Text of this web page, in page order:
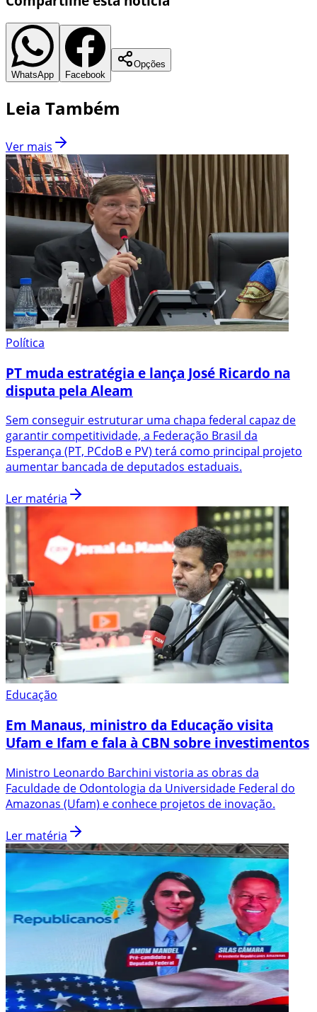
WhatsApp Facebook
Opções
Leia Também
Ver mais
Política
PT muda estratégia e lança José Ricardo na
disputa pela Aleam
Sem conseguir estruturar uma chapa federal capaz de
garantir competitividade, a Federação Brasil da
Esperança (PT, PCdoB e PV) terá como principal projeto
aumentar bancada de deputados estaduais.
Ler matéria
Educação
Em Manaus, ministro da Educação visita
Ufam e Ifam e fala à CBN sobre investimentos
Ministro Leonardo Barchini vistoria as obras da
Faculdade de Odontologia da Universidade Federal do
Amazonas (Ufam) e conhece projetos de inovação.
Ler matéria